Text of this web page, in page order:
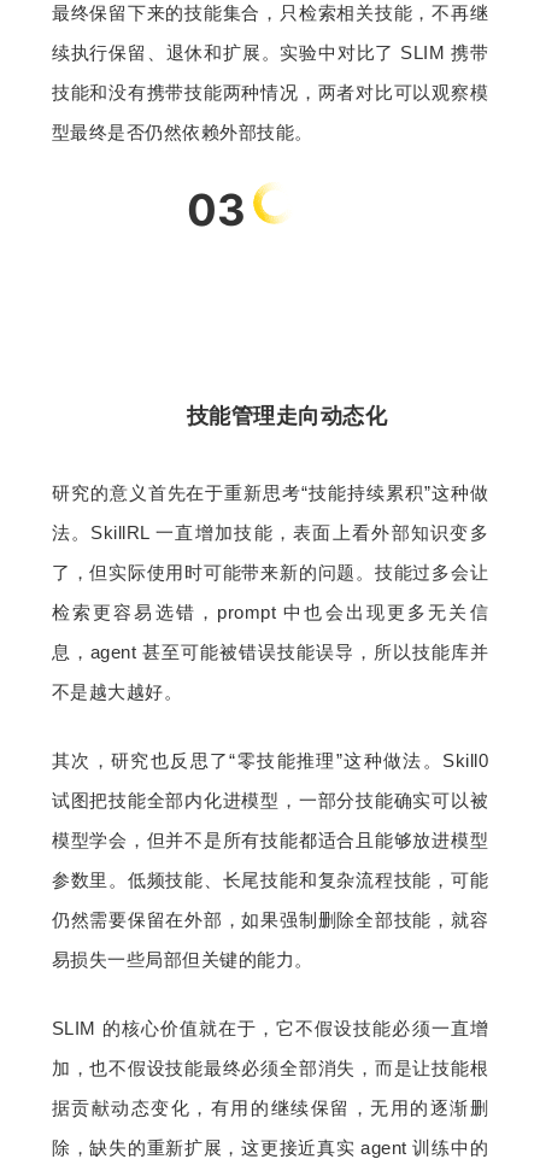
最终保留下来的技能集合，只检索相关技能，不再继
续执行保留、退休和扩展。实验中对比了 SLIM 携带
技能和没有携带技能两种情况，两者对比可以观察模
型最终是否仍然依赖外部技能。
03
技能管理走向动态化
研究的意义首先在于重新思考“技能持续累积”这种做
法。SkillRL 一直增加技能，表面上看外部知识变多
了，但实际使用时可能带来新的问题。技能过多会让
检索更容易选错，prompt 中也会出现更多无关信
息，agent 甚至可能被错误技能误导，所以技能库并
不是越大越好。
其次，研究也反思了“零技能推理”这种做法。Skill0
试图把技能全部内化进模型，一部分技能确实可以被
模型学会，但并不是所有技能都适合且能够放进模型
参数里。低频技能、长尾技能和复杂流程技能，可能
仍然需要保留在外部，如果强制删除全部技能，就容
易损失一些局部但关键的能力。
SLIM 的核心价值就在于，它不假设技能必须一直增
加，也不假设技能最终必须全部消失，而是让技能根
据贡献动态变化，有用的继续保留，无用的逐渐删
除，缺失的重新扩展，这更接近真实 agent 训练中的